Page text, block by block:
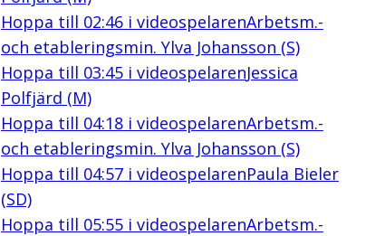
Hoppa till 02:46i videospelarenArbetsm.-
och etableringsmin. Ylva Johansson (S)
Hoppa till 03:45i videospelarenJessica
Polfjärd (M)
Hoppa till 04:18i videospelarenArbetsm.-
och etableringsmin. Ylva Johansson (S)
Hoppa till 04:57i videospelarenPaula Bieler
(SD)
Hoppa till 05:55i videospelarenArbetsm.-